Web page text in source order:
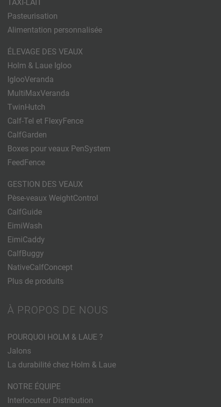
TAXI-LAIT
Pasteurisation
Alimentation personnalisée
ÉLEVAGE DES VEAUX
Holm & Laue Igloo
IglooVeranda
MultiMaxVeranda
TwinHutch
Calf-Tel et FlexyFence
CalfGarden
Boxes pour veaux PenSystem
FeedFence
GESTION DES VEAUX
Pèse-veaux WeightControl
CalfGuide
EimiWash
EimiCaddy
CalfBuggy
NativeCalfConcept
Plus de produits
À PROPOS DE NOUS
POURQUOI HOLM & LAUE ?
Jalons
La durabilité chez Holm & Laue
NOTRE ÉQUIPE
Interlocuteur Distribution